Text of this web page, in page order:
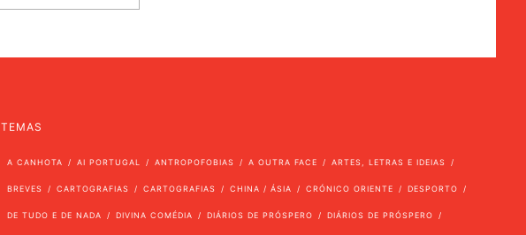
TEMAS
A CANHOTA AI PORTUGAL ANTROPOFOBIAS A OUTRA FACE ARTES, LETRAS E IDEIAS
BREVES CARTOGRAFIAS CARTOGRAFIAS CHINA / ÁSIA CRÓNICO ORIENTE DESPORTO
DE TUDO E DE NADA DIVINA COMÉDIA DIÁRIOS DE PRÓSPERO DIÁRIOS DE PRÓSPERO